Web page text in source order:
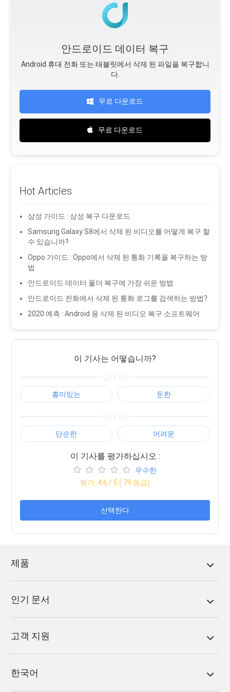
안드로이드 데이터 복구
Android 휴대 전화 또는 태블릿에서 삭제 된 파일을 복구합니
다.
무료 다운로드
무료 다운로드
Hot Articles
삼성 가이드 : 삼성 복구 다운로드
Samsung Galaxy S8에서 삭제 된 비디오를 어떻게 복구 할
수 있습니까?
Oppo 가이드 : Oppo에서 삭제 된 통화 기록을 복구하는 방
법
안드로이드 데이터 폴더 복구에 가장 쉬운 방법
안드로이드 전화에서 삭제 된 통화 로그를 검색하는 방법?
2020 예측 : Android 용 삭제 된 비디오 복구 소프트웨어
이 기사는 어떻습니까?
/
흥미있는 둔한
/
단순한 어려운
이 기사를 평가하십시오 :
우수한
평가: 4.6 / 5 ( 79 등급)
선택한다
제품
인기 문서
고객 지원
한국어